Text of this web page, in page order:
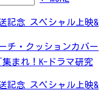
記念 スペシャル上映&
チ・クッションカバー
まれ！K-ドラマ研究
記念 スペシャル上映&